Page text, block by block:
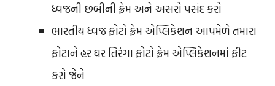
ધ્વજની છબીની ફ્રેમ અને અસરો પસંદ કરો
ભારતીય ધ્વજ ફોટો ફ્રેમ એપ્લિકેશન આપમેળે તમારા
ફોટાને હર ઘર તિરંગા ફોટો ફ્રેમ એપ્લિકેશનમાં ફીટ
કરો જેને